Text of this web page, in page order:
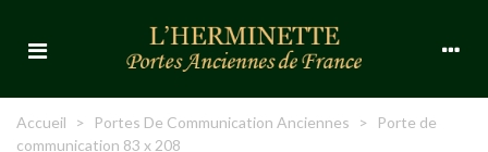
Accueil > Portes De Communication Anciennes >
Porte de
communication 83 x 208